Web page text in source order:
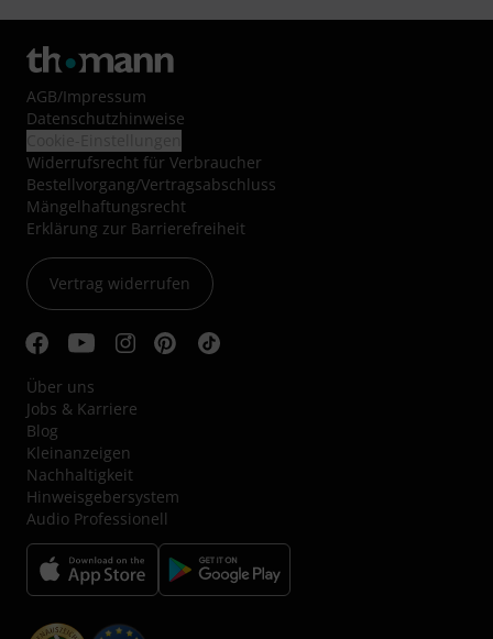
AGB/Impressum
Datenschutzhinweise
Widerrufsrecht für Verbraucher
Bestellvorgang/Vertragsabschluss
Mängelhaftungsrecht
Erklärung zur Barrierefreiheit
Vertrag widerrufen
Über uns
Jobs & Karriere
Blog
Kleinanzeigen
Nachhaltigkeit
Hinweisgebersystem
Audio Professionell